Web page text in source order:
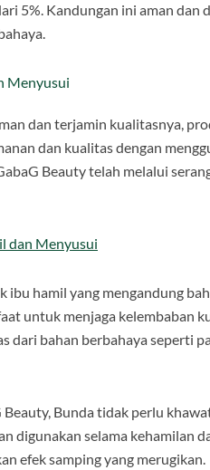
5%. Kandungan ini aman dan
Menyusui
dan terjamin kualitasnya,
dan kualitas dengan
Beauty telah melalui
dan Menyusui
hamil yang mengandung
untuk menjaga kelembaban
dari bahan berbahaya seperti
Bunda tidak perlu
digunakan selama kehamilan
efek samping yang merugikan.